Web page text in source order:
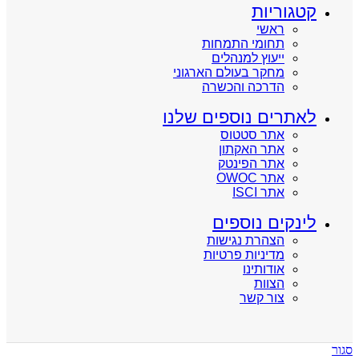
קטגוריות
ראשי
תחומי התמחות
ייעוץ למנהלים
מחקר בעולם הארגוני
הדרכה והכשרה
לאתרים נוספים שלנו
אתר סטטוס
אתר האקתון
אתר הפינטק
אתר OWOC
אתר ISCI
לינקים נוספים
הצהרת נגישות
מדיניות פרטיות
אודותינו
הצוות
צור קשר
סגור